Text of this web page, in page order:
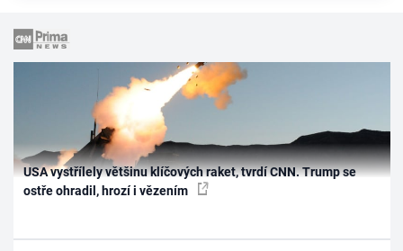
USA vystřílely většinu klíčových raket, tvrdí CNN. Trump se
ostře ohradil, hrozí i vězením